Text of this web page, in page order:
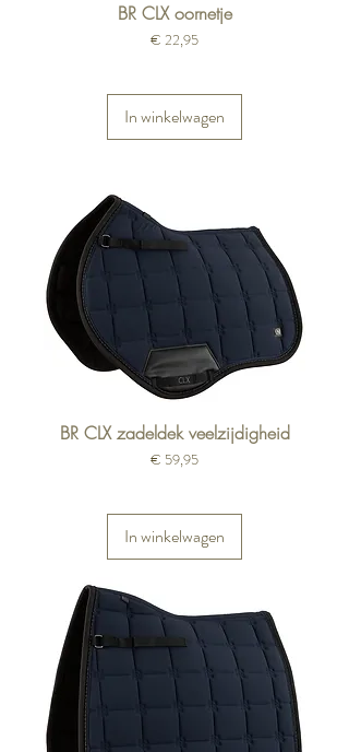
BR CLX oornetje
Prijs
€ 22,95
In winkelwagen
BR CLX zadeldek veelzijdigheid
Prijs
€ 59,95
In winkelwagen